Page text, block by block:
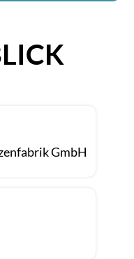
GmbH